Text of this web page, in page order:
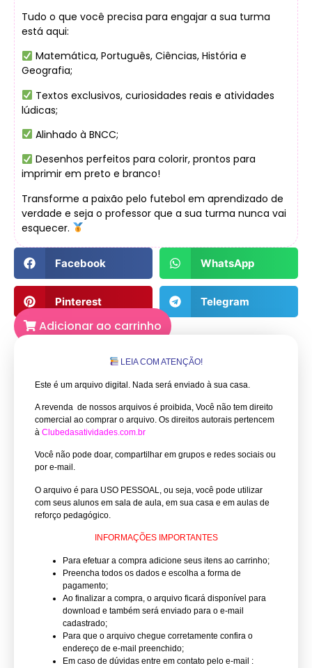
Tudo o que você precisa para engajar a sua turma
está aqui:
Matemática, Português, Ciências, História e
Geografia;
Textos exclusivos, curiosidades reais e atividades
lúdicas;
Alinhado à BNCC;
Desenhos perfeitos para colorir, prontos para
imprimir em preto e branco!
Transforme a paixão pelo futebol em aprendizado de
verdade e seja o professor que a sua turma nunca vai
esquecer.
Facebook WhatsApp
Pinterest Telegram
Adicionar ao carrinho
LEIA COM ATENÇÃO!
Este é um arquivo digital. Nada será enviado à sua casa.
A revenda de nossos arquivos é proibida, Você não tem direito
comercial ao comprar o arquivo. Os direitos autorais pertencem
à Clubedasatividades.com.br
Você não pode doar, compartilhar em grupos e redes sociais ou
por e-mail.
O arquivo é para USO PESSOAL, ou seja, você pode utilizar
com seus alunos em sala de aula, em sua casa e em aulas de
reforço pedagógico.
INFORMAÇÕES IMPORTANTES
Para efetuar a compra adicione seus itens ao carrinho;
Preencha todos os dados e escolha a forma de
pagamento;
Ao finalizar a compra, o arquivo ficará disponível para
download e também será enviado para o e-mail
cadastrado;
Para que o arquivo chegue corretamente confira o
endereço de e-mail preenchido;
Em caso de dúvidas entre em contato pelo e-mail :